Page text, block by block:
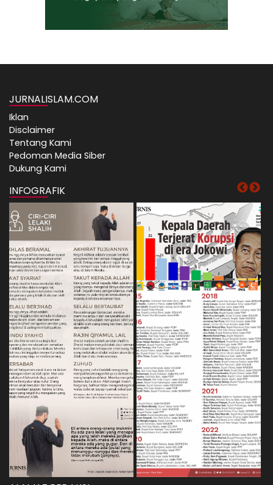
JURNALISLAM.COM
Iklan
Disclaimer
Tentang Kami
Pedoman Media Siber
Dukung Kami
INFOGRAFIK